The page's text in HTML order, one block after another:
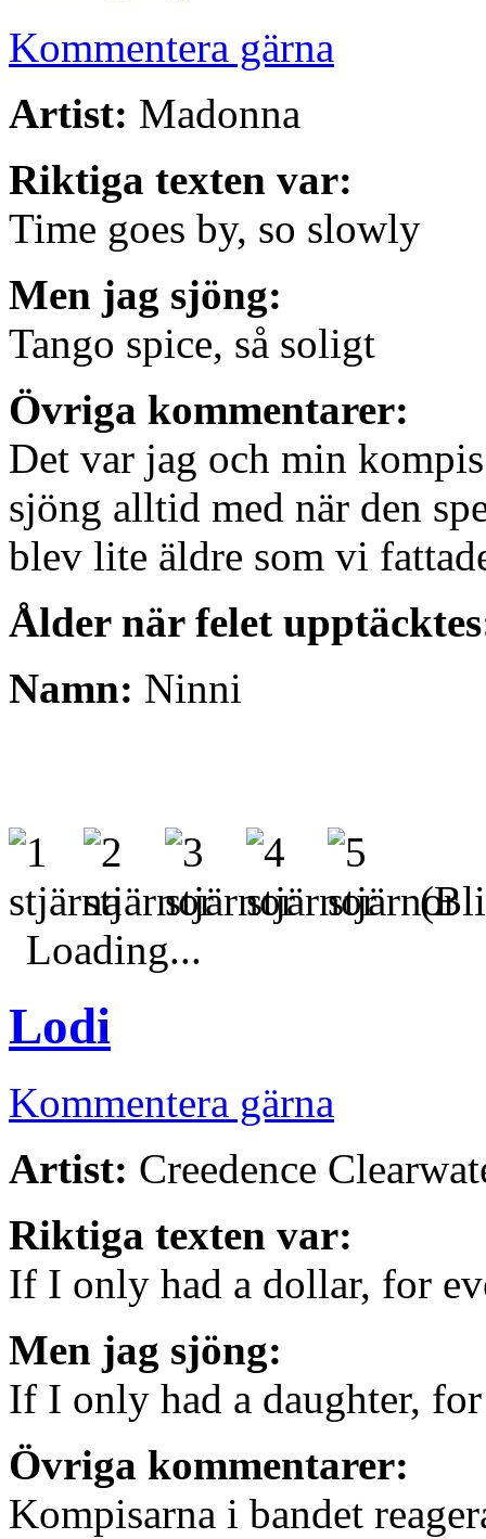
Kommentera gärna
Artist: Madonna
Riktiga texten var:
Time goes by, so slowly
Men jag sjöng:
Tango spice, så soligt
Övriga kommentarer:
Det var jag och min
sjöng alltid med när den
blev lite äldre som vi
Ålder när felet
Namn: Ninni
(Bli
Loading...
Lodi
Kommentera gärna
Artist: Creedence
Riktiga texten var:
If I only had a dollar, for
Men jag sjöng:
If I only had a daughter,
Övriga kommentarer:
Kompisarna i bandet